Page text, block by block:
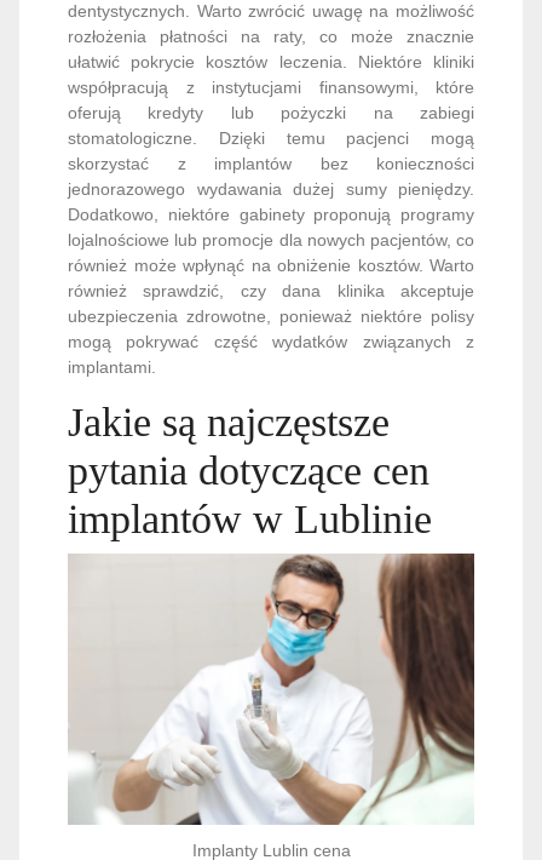
dentystycznych. Warto zwrócić uwagę na możliwość
rozłożenia płatności na raty, co może znacznie
ułatwić pokrycie kosztów leczenia. Niektóre kliniki
współpracują z instytucjami finansowymi, które
oferują kredyty lub pożyczki na zabiegi
stomatologiczne. Dzięki temu pacjenci mogą
skorzystać z implantów bez konieczności
jednorazowego wydawania dużej sumy pieniędzy.
Dodatkowo, niektóre gabinety proponują programy
lojalnościowe lub promocje dla nowych pacjentów, co
również może wpłynąć na obniżenie kosztów. Warto
również sprawdzić, czy dana klinika akceptuje
ubezpieczenia zdrowotne, ponieważ niektóre polisy
mogą pokrywać część wydatków związanych z
implantami.
Jakie są najczęstsze
pytania dotyczące cen
implantów w Lublinie
Implanty Lublin cena